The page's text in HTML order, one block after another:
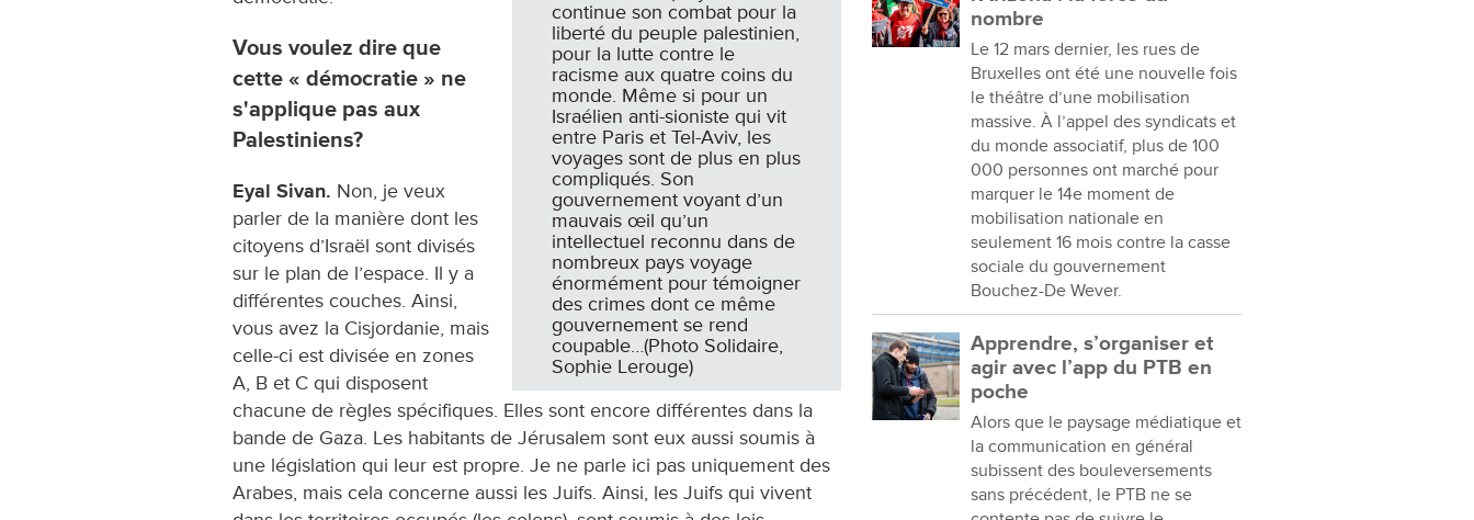
continue son combat pour la
liberté du peuple palestinien,
pour la lutte contre le
racisme aux quatre coins du
monde. Même si pour un
Israélien anti-sioniste qui vit
entre Paris et Tel-Aviv, les
voyages sont de plus en plus
compliqués. Son
gouvernement voyant d’un
mauvais œil qu’un
intellectuel reconnu dans de
nombreux pays voyage
énormément pour témoigner
des crimes dont ce même
gouvernement se rend
coupable…(Photo Solidaire,
Sophie Lerouge)
Vous voulez dire que
cette « démocratie » ne
s'applique pas aux
Palestiniens?
Eyal Sivan. Non, je veux
parler de la manière dont les
citoyens d’Israël sont divisés
sur le plan de l’espace. Il y a
différentes couches. Ainsi,
vous avez la Cisjordanie, mais
celle-ci est divisée en zones
A, B et C qui disposent
chacune de règles spécifiques. Elles sont encore différentes dans la
bande de Gaza. Les habitants de Jérusalem sont eux aussi soumis à
une législation qui leur est propre. Je ne parle ici pas uniquement des
Arabes, mais cela concerne aussi les Juifs. Ainsi, les Juifs qui vivent
nombre
Le 12 mars dernier, les rues de
Bruxelles ont été une nouvelle fois
le théâtre d’une mobilisation
massive. À l’appel des syndicats et
du monde associatif, plus de 100
000 personnes ont marché pour
marquer le 14e moment de
mobilisation nationale en
seulement 16 mois contre la casse
sociale du gouvernement
Bouchez-De Wever.
Apprendre, s’organiser et
agir avec l’app du PTB en
poche
Alors que le paysage médiatique et
la communication en général
subissent des bouleversements
sans précédent, le PTB ne se